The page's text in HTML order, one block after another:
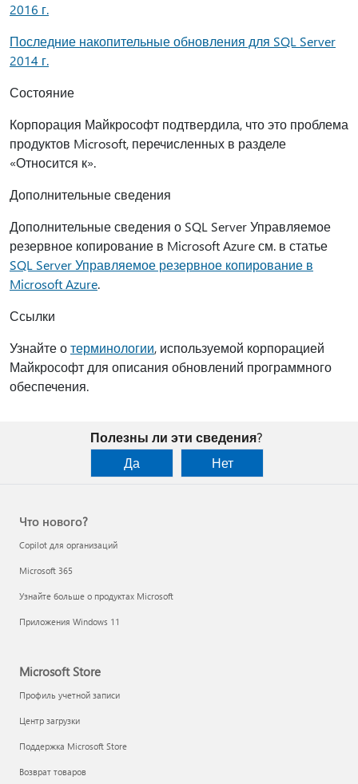
2016 г.
Последние накопительные обновления для SQL Server
2014 г.
Состояние
Корпорация Майкрософт подтвердила, что это проблема
продуктов Microsoft, перечисленных в разделе
«Относится к».
Дополнительные сведения
Дополнительные сведения о SQL Server Управляемое
резервное копирование в Microsoft Azure см. в статье
SQL Server Управляемое резервное копирование в
Microsoft Azure.
Ссылки
Узнайте отерминологии, используемой корпорацией
Майкрософт для описания обновлений программного
обеспечения.
Полезны ли эти сведения?
Да
Нет
Что нового?
Copilot для организаций
Microsoft 365
Узнайте больше о продуктах Microsoft
Приложения Windows 11
Microsoft Store
Профиль учетной записи
Центр загрузки
Поддержка Microsoft Store
Возврат товаров